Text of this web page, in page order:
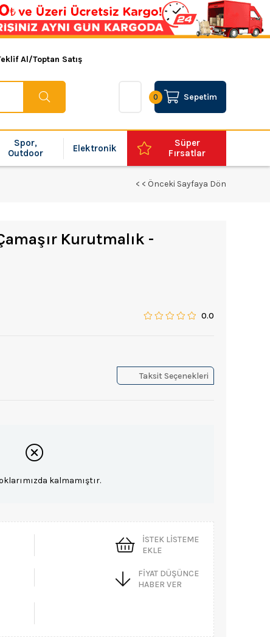
Al/Toptan Satış
Sepetim
0
Spor,
Outdoor
Elektronik
Süper
Fırsatlar
< < Önceki Sayfaya Dön
Kurutmalık -
0.0
Taksit Seçenekleri
kalmamıştır.
İSTEK LISTEME
EKLE
FIYAT DÜŞÜNCE
HABER VER